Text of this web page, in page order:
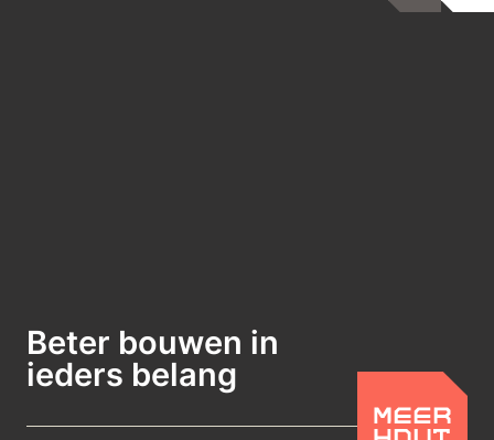
Beter bouwen in
ieders belang